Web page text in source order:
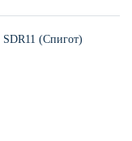
(Спигот)